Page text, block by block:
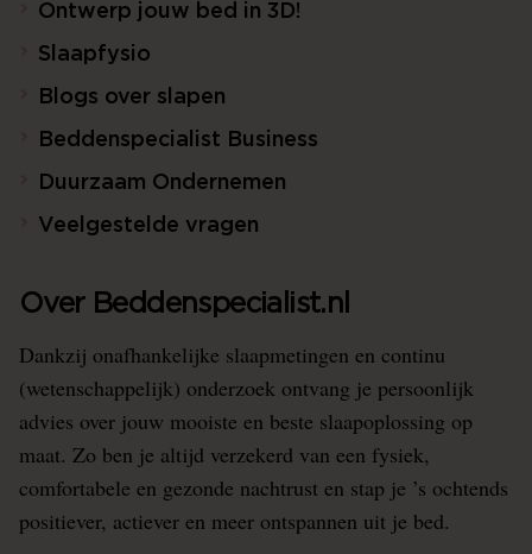
Ontwerp jouw bed in 3D!
Slaapfysio
Blogs over slapen
Beddenspecialist Business
Duurzaam Ondernemen
Veelgestelde vragen
Over Beddenspecialist.nl
Dankzij onafhankelijke slaapmetingen en continu
(wetenschappelijk) onderzoek ontvang je persoonlijk
advies over jouw mooiste en beste slaapoplossing op
maat. Zo ben je altijd verzekerd van een fysiek,
comfortabele en gezonde nachtrust en stap je ’s ochtends
positiever, actiever en meer ontspannen uit je bed.